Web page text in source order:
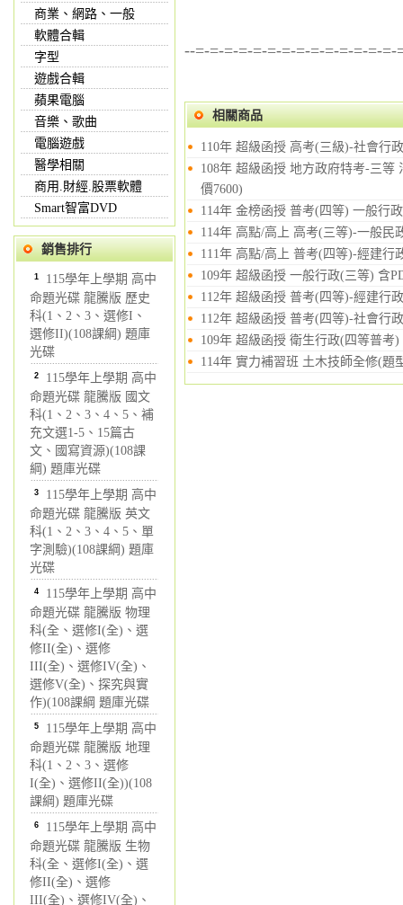
商業、網路、一般
軟體合輯
字型
遊戲合輯
蘋果電腦
音樂、歌曲
電腦遊戲
醫學相關
商用.財經.股票軟體
Smart智富DVD
銷售排行
1 115學年上學期 高中
命題光碟 龍騰版 歷史
科(1、2、3、選修I、
選修II)(108課綱) 題庫
光碟
2 115學年上學期 高中
命題光碟 龍騰版 國文
科(1、2、3、4、5、補
充文選1-5、15篇古
文、國寫資源)(108課
綱) 題庫光碟
3 115學年上學期 高中
命題光碟 龍騰版 英文
科(1、2、3、4、5、單
字測驗)(108課綱) 題庫
光碟
4 115學年上學期 高中
命題光碟 龍騰版 物理
科(全、選修I(全)、選
修II(全)、選修
III(全)、選修IV(全)、
選修V(全)、探究與實
作)(108課綱 題庫光碟
5 115學年上學期 高中
命題光碟 龍騰版 地理
科(1、2、3、選修
I(全)、選修II(全))(108
課綱) 題庫光碟
6 115學年上學期 高中
命題光碟 龍騰版 生物
科(全、選修I(全)、選
修II(全)、選修
III(全)、選修IV(全)、
--=-=-=-=-=-=-=-=-=-=-=-=-=-
相關商品
110年 超級函授 高考(三級)-社會行
108年 超級函授 地方政府特考-三等
價7600)
114年 金榜函授 普考(四等) 一般行
114年 高點/高上 高考(三等)-一般民
111年 高點/高上 普考(四等)-經建行
109年 超級函授 一般行政(三等) 含
112年 超級函授 普考(四等)-經建行
112年 超級函授 普考(四等)-社會行
109年 超級函授 衛生行政(四等普考
114年 實力補習班 土木技師全修(題